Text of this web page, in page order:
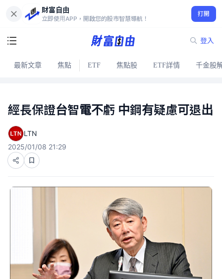
財富自由
立即使用APP，開啟您的股市智慧導航！
打開
登入
最新文章 焦點 ETF 焦點股 ETF詳情 千金股
經長保證台智電不虧 中鋼有疑慮可退出
LTN
2025/01/08 21:29